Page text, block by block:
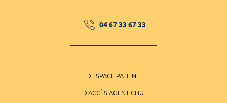
04 67 33 67 33
ESPACE PATIENT
ACCÈS AGENT CHU